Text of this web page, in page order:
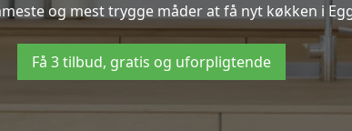
og mest trygge måder at få nyt køkken i
Få 3 tilbud, gratis og uforpligtende